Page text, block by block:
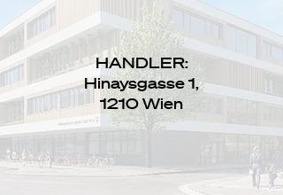
HANDLER:
Hinaysgasse 1,
1210 Wien